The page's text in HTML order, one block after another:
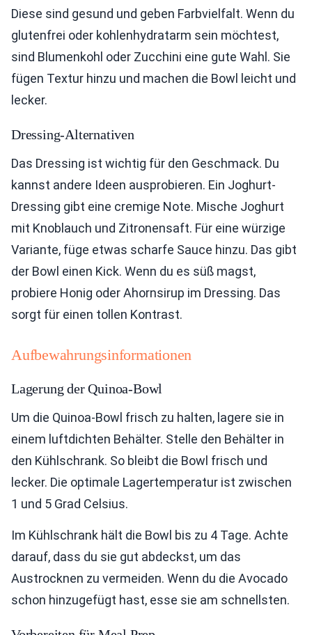
Diese sind gesund und geben Farbvielfalt. Wenn du
glutenfrei oder kohlenhydratarm sein möchtest,
sind Blumenkohl oder Zucchini eine gute Wahl. Sie
fügen Textur hinzu und machen die Bowl leicht und
lecker.
Dressing-Alternativen
Das Dressing ist wichtig für den Geschmack. Du
kannst andere Ideen ausprobieren. Ein Joghurt-
Dressing gibt eine cremige Note. Mische Joghurt
mit Knoblauch und Zitronensaft. Für eine würzige
Variante, füge etwas scharfe Sauce hinzu. Das gibt
der Bowl einen Kick. Wenn du es süß magst,
probiere Honig oder Ahornsirup im Dressing. Das
sorgt für einen tollen Kontrast.
Aufbewahrungsinformationen
Lagerung der Quinoa-Bowl
Um die Quinoa-Bowl frisch zu halten, lagere sie in
einem luftdichten Behälter. Stelle den Behälter in
den Kühlschrank. So bleibt die Bowl frisch und
lecker. Die optimale Lagertemperatur ist zwischen
1 und 5 Grad Celsius.
Im Kühlschrank hält die Bowl bis zu 4 Tage. Achte
darauf, dass du sie gut abdeckst, um das
Austrocknen zu vermeiden. Wenn du die Avocado
schon hinzugefügt hast, esse sie am schnellsten.